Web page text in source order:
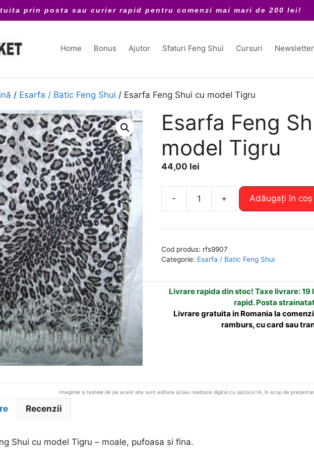
prin posta sau curier rapid pentru comenzi mai mari de 200 lei!
Home Bonus Ajutor Sfaturi Feng Shui Cursuri
/ Esarfa / Batic Feng Shui / Esarfa Feng Shui cu model Tigru
Esarfa Feng
model Tigru
44,00 lei
-
Feng
cu
Tigru
+ Adăugați în coș
e
n
t
Cod produs: rfs9907
Categorie: Esarfa / Batic Feng Shui
Livrare rapida din stoc! Taxe livrare: 19
rapid. Posta
Livrare gratuita in Romania la
ramburs, cu card sau
Imaginile și textele de pe acest site sunt editate și/sau realizate digital cu ajutorul IA, în scop de
Recenzii
Shui cu model Tigru – moale, pufoasa si fina.